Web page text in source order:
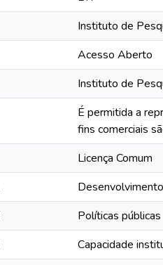
Instituto de
Acesso Aberto
Instituto de
É permitida a
fins comerciais
Licença Comum
Políticas públicas
Capacidade